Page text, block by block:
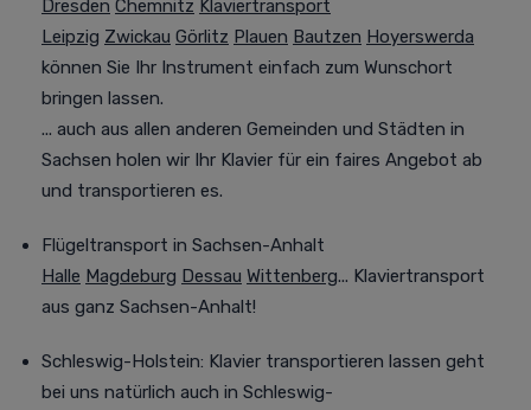
Dresden Chemnitz Klaviertransport
Leipzig Zwickau Görlitz Plauen Bautzen Hoyerswerda
können Sie Ihr Instrument einfach zum Wunschort
bringen lassen.
... auch aus allen anderen Gemeinden und Städten in
Sachsen holen wir Ihr Klavier für ein faires Angebot ab
und transportieren es.
Flügeltransport in Sachsen-Anhalt
Halle Magdeburg Dessau Wittenberg... Klaviertransport
aus ganz Sachsen-Anhalt!
Schleswig-Holstein: Klavier transportieren lassen geht
bei uns natürlich auch in Schleswig-